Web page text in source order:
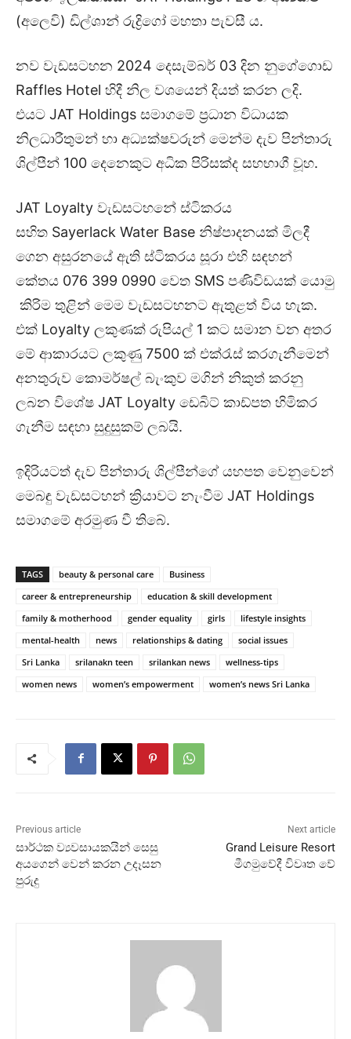
(අලෙවි) ඩිල්ශාන් රුද්‍රිගෝ මහතා පැවසී ය.
නව වැඩසටහන 2024 දෙසැම්බර් 03 දින නුගේගොඩ
Raffles Hotel හිදී නිල වශයෙන් දියත් කරන ලදි.
එයට JAT Holdings සමාගමේ ප්‍රධාන විධායක
නිලධාරීතුමන් හා අධ්‍යක්ෂවරුන් මෙන්ම දැව පින්තාරු
ශිල්පීන් 100 දෙනෙකුට අධික පිරිසක්ද සහභාගී වූහ.
JAT Loyalty වැඩසටහනේ ස්ටිකරය
සහිත Sayerlack Water Base නිෂ්පාදනයක් මිලදී
ගෙන අසුරනයේ ඇති ස්ටිකරය සූරා එහි සඳහන්
කේතය 076 399 0990 වෙත SMS පණිවිඩයක් යොමු
කිරිම තුළින් මෙම වැඩසටහනට ඇතුළත් විය හැක.
එක් Loyalty ලකුණක් රුපියල් 1 කට සමාන වන අතර
මේ ආකාරයට ලකුණු 7500 ක් එක්රැස් කරගැනීමෙන්
අනතුරුව කොමර්ෂල් බැංකුව මගින් නිකුත් කරනු
ලබන විශේෂ JAT Loyalty ඩෙබිට් කාඩ්පත හිමිකර
ගැනීම සඳහා සුදුසුකම් ලබයි.
ඉදිරියටත් දැව පින්තාරු ශිල්පීන්ගේ යහපත වෙනුවෙන්
මෙබඳු වැඩසටහන් ක්‍රියාවට නැංවීම JAT Holdings
සමාගමේ අරමුණ වී තිබේ.
TAGS beauty & personal care
Business
career & entrepreneurship
education & skill development
family & motherhood
gender equality girls
lifestyle insights
mental-health
news relationships & dating
social issues
Sri Lanka
srilanakn teen srilankan news
wellness-tips
women news
women’s empowerment women’s news Sri Lanka
Previous article
සාර්ථක ව්‍යවසායකයින් සෙසු
අයගෙන් වෙන් කරන උදෑසන
පුරුදු
Next article
Grand Leisure Resort
මීගමුවේදී විවෘත වේ